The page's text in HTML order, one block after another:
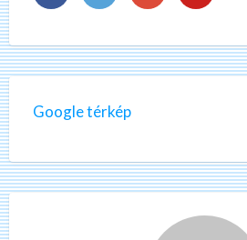
Google térkép